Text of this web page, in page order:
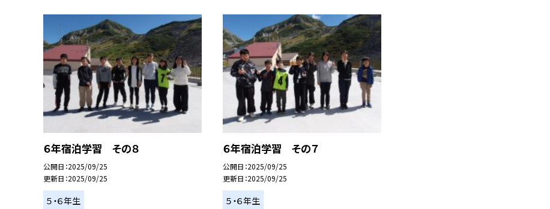
６年宿泊学習 その８
公開日 2025/09/25
更新日 2025/09/25
５・６年生
６年宿泊学習 その７
公開日 2025/09/25
更新日 2025/09/25
５・６年生